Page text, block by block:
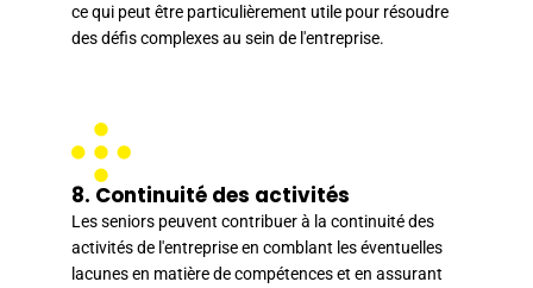
ce qui peut être particulièrement utile pour résoudre
des défis complexes au sein de l'entreprise.
8. Continuité des activités
Les seniors peuvent contribuer à la continuité des
activités de l'entreprise en comblant les éventuelles
lacunes en matière de compétences et en assurant